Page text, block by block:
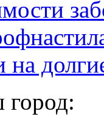
на
город: